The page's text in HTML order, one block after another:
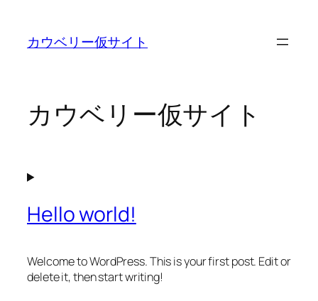
カウベリー仮サイト
カウベリー仮サイト
Hello world!
Welcome to WordPress. This is your first post. Edit or
delete it, then start writing!